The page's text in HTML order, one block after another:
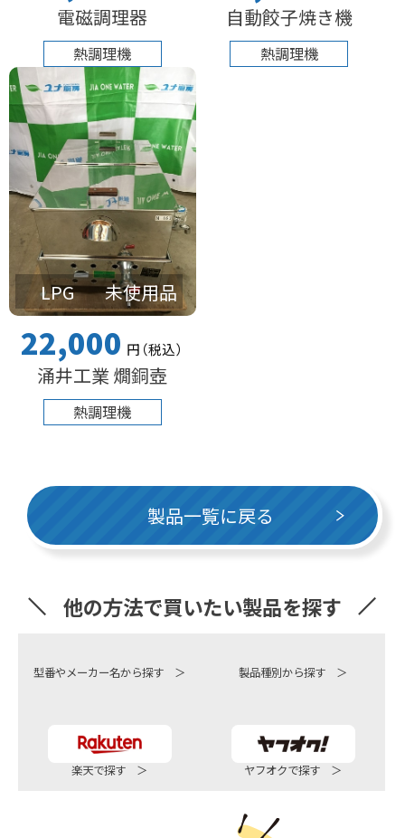
電磁調理器
熱調理機
自動餃子焼き機
熱調理機
未使用品
LPG
22,000 円（税込）
涌井工業 燗銅壺
熱調理機
製品一覧に戻る
他の方法で買いたい製品を探す
型番やメーカー名から探す ＞ 製品種別から探す ＞
楽天で探す ＞ ヤフオクで探す ＞